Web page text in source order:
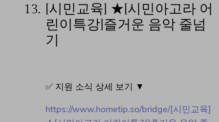
13. [시민교육] ★[시민아고라 어
린이특강]즐거운 음악 줄넘
기
✅ 지원 소식 상세 보기 ▼
https://www.hometip.so/bridge/[시민교육]